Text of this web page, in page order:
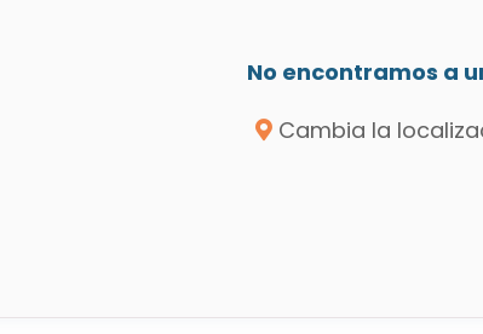
No encontramos a
Cambia la